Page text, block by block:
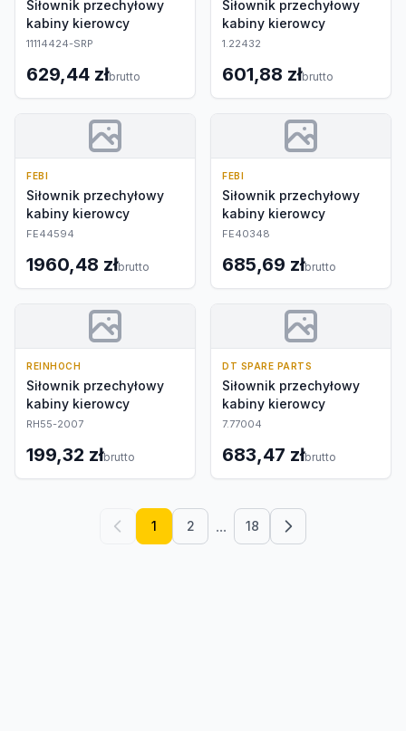
Siłownik przechyłowy
kabiny kierowcy
11114424-SRP
629,44 złbrutto
Siłownik przechyłowy
kabiny kierowcy
1.22432
601,88 złbrutto
FEBI
Siłownik przechyłowy
kabiny kierowcy
FE44594
1960,48 złbrutto
FEBI
Siłownik przechyłowy
kabiny kierowcy
FE40348
685,69 złbrutto
REINHOCH
Siłownik przechyłowy
kabiny kierowcy
RH55-2007
199,32 złbrutto
DT SPARE PARTS
Siłownik przechyłowy
kabiny kierowcy
7.77004
683,47 złbrutto
1 2 ... 18